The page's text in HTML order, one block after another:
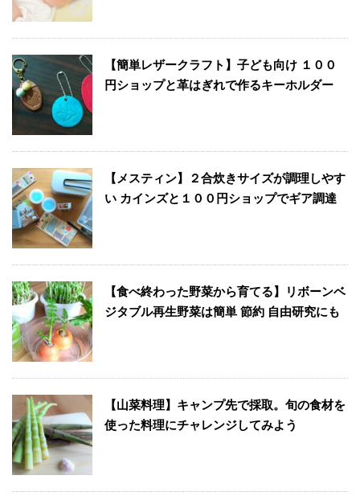
【簡単レザークラフト】子ども向け １００
円ショップと革はぎれで作るキーホルダー
【メスティン】２合炊きサイズが調理しやす
い カインズと１００円ショップでギア調達
【食べ終わった野菜から育てる】リボーンベ
ジタブル再生野菜は簡単 節約 自由研究にも
【山菜料理】キャンプ先で採取。旬の食材を
使った料理にチャレンジしてみよう